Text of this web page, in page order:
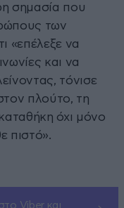
σημασία που
των
«επέλεξε να
και να
τόνισε
πλούτο, τη
όχι μόνο
πιστό».
Viber και